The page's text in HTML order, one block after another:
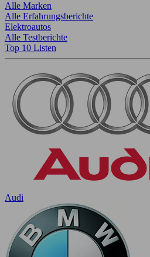
Alle Marken
Alle Erfahrungsberichte
Elektroautos
Alle Testberichte
Top 10 Listen
Audi